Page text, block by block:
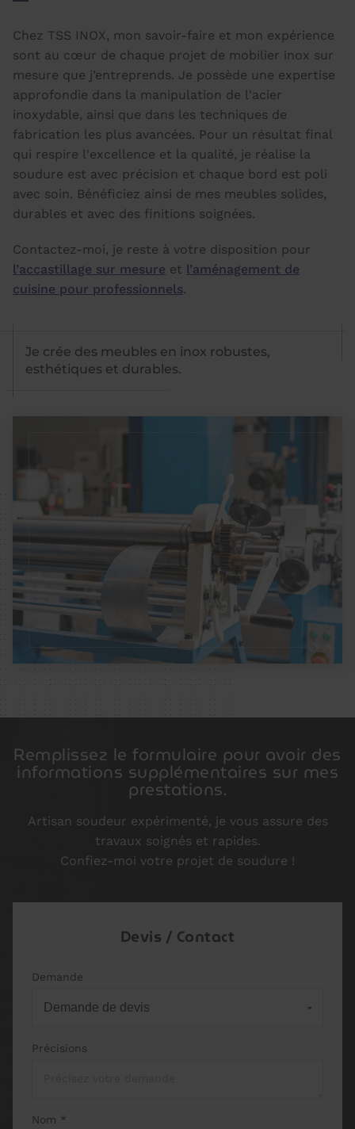
Chez TSS INOX, mon savoir-faire et mon expérience
sont au cœur de chaque projet de mobilier inox sur
mesure que j’entreprends. Je possède une expertise
approfondie dans la manipulation de l'acier
inoxydable, ainsi que dans les techniques de
fabrication les plus avancées. Pour un résultat final
qui respire l'excellence et la qualité, je réalise la
soudure est avec précision et chaque bord est poli
avec soin. Bénéficiez ainsi de mes meubles solides,
durables et avec des finitions soignées.
Contactez-moi, je reste à votre disposition pour
l’accastillage sur mesure et l’aménagement de
cuisine pour professionnels.
Je crée des meubles en inox robustes,
esthétiques et durables.
Remplissez le formulaire pour avoir des
informations supplémentaires sur mes
prestations.
Artisan soudeur expérimenté, je vous assure des
travaux soignés et rapides.
Confiez-moi votre projet de soudure !
Devis / Contact
Demande
Précisions
Nom *